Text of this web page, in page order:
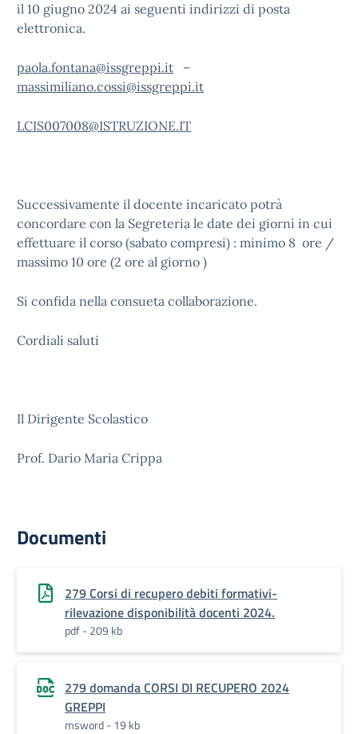
il 10 giugno 2024 ai seguenti indirizzi di posta
elettronica.
paola.fontana@issgreppi.it –
massimiliano.cossi@issgreppi.it
LCIS007008@ISTRUZIONE.IT
Successivamente il docente incaricato potrà
concordare con la Segreteria le date dei giorni in cui
effettuare il corso (sabato compresi) : minimo 8 ore /
massimo 10 ore (2 ore al giorno )
Si confida nella consueta collaborazione.
Cordiali saluti
Il Dirigente Scolastico
Prof. Dario Maria Crippa
Documenti
279 Corsi di recupero debiti formativi-
rilevazione disponibilità docenti 2024.
pdf - 209 kb
279 domanda CORSI DI RECUPERO 2024
GREPPI
msword - 19 kb